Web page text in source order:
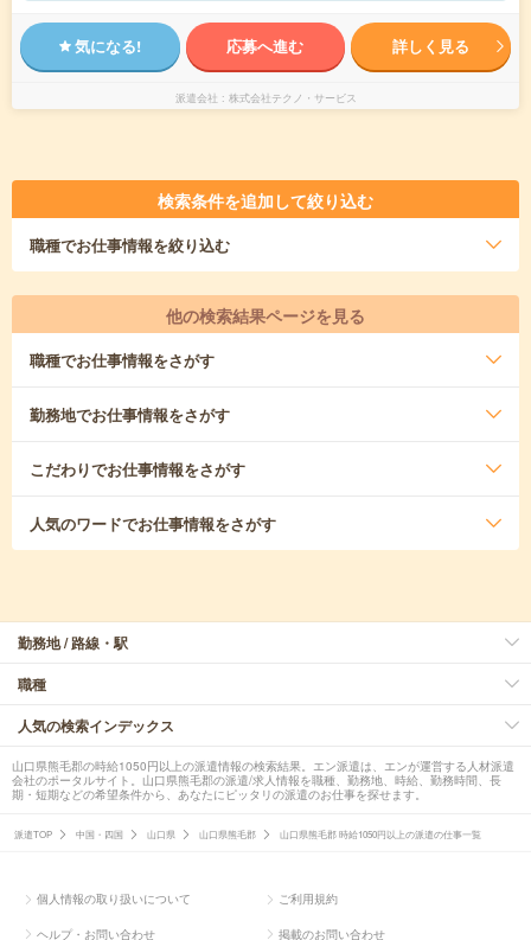
気になる! 応募へ進む 詳しく見る
派遣会社 株式会社テクノ・サービス
検索条件を追加して絞り込む
職種でお仕事情報を絞り込む
他の検索結果ページを見る
職種でお仕事情報をさがす
勤務地でお仕事情報をさがす
こだわりでお仕事情報をさがす
人気のワードでお仕事情報をさがす
勤務地 / 路線・駅
職種
人気の検索インデックス
山口県熊毛郡の時給1050円以上の派遣情報の検索結果。エン派遣は、エンが運営する人材派遣
会社のポータルサイト。山口県熊毛郡の派遣/求人情報を職種、勤務地、時給、勤務時間、長
期・短期などの希望条件から、あなたにピッタリの派遣のお仕事を探せます。
派遣TOP 中国・四国 山口県 山口県熊毛郡 山口県熊毛郡 時給1050円以上の派遣の仕事一覧
個人情報の取り扱いについて ご利用規約
ヘルプ・お問い合わせ 掲載のお問い合わせ